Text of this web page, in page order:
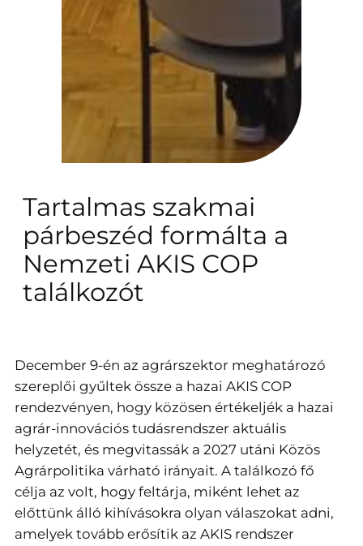
Tartalmas szakmai
párbeszéd formálta a
Nemzeti AKIS COP
találkozót
December 9-én az agrárszektor meghatározó
szereplői gyűltek össze a hazai AKIS COP
rendezvényen, hogy közösen értékeljék a hazai
agrár-innovációs tudásrendszer aktuális
helyzetét, és megvitassák a 2027 utáni Közös
Agrárpolitika várható irányait. A találkozó fő
célja az volt, hogy feltárja, miként lehet az
előttünk álló kihívásokra olyan válaszokat adni,
amelyek tovább erősítik az AKIS rendszer